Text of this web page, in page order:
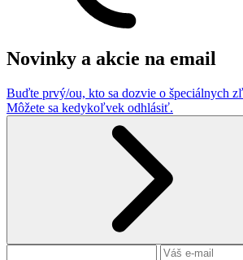
Novinky a akcie na email
Buďte prvý/ou, kto sa dozvie o špeciálnych
Môžete sa kedykoľvek odhlásiť.